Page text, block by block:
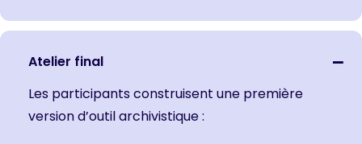
Atelier final
Les participants construisent une première
version d’outil archivistique :